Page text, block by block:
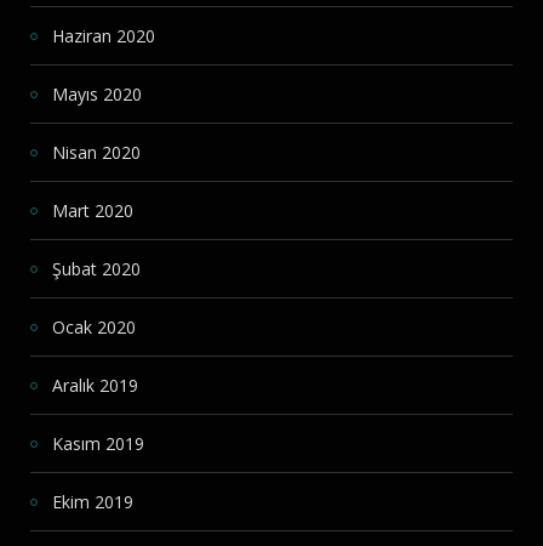
Haziran 2020
Mayıs 2020
Nisan 2020
Mart 2020
Şubat 2020
Ocak 2020
Aralık 2019
Kasım 2019
Ekim 2019